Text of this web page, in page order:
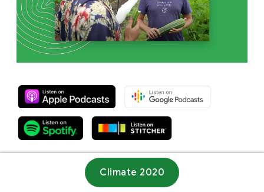
Climate 2020